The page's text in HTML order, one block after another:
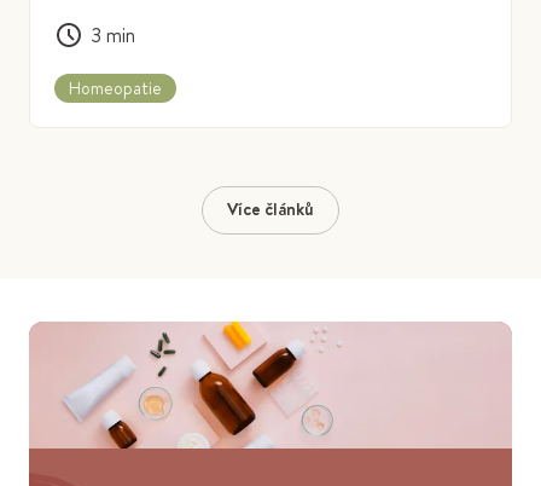
3 min
Homeopatie
Více článků